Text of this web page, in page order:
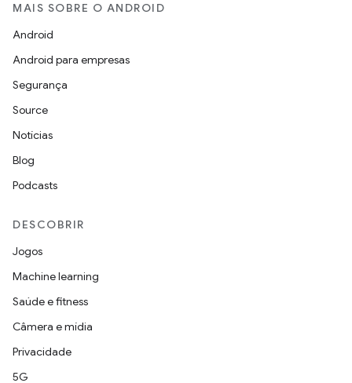
MAIS SOBRE O ANDROID
Android
Android para empresas
Segurança
Source
Notícias
Blog
Podcasts
DESCOBRIR
Jogos
Machine learning
Saúde e fitness
Câmera e mídia
Privacidade
5G